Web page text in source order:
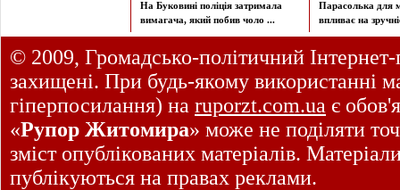
На Буковині поліція затримала
вимагача, який побив чоло ...
Парасолька для
впливає на
© 2009, Громадсько-політичний
захищені. При будь-якому використанні
гіперпосилання) на ruporzt.com.ua є
«Рупор Житомира» може не поділяти
зміст опублікованих матеріалів.
публікуються на правах реклами.